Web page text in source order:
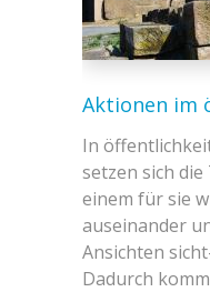
Aktionen im
In
setzen sich
einem für sie
auseinander
Ansichten
Dadurch